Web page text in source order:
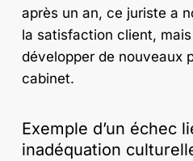
après un an, ce juriste a
la satisfaction client,
développer de nouveaux
cabinet.
Exemple d’un échec
inadéquation